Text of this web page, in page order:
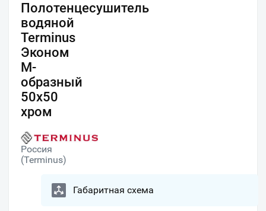
Полотенцесушитель
водяной
Terminus
Эконом
М-
образный
50х50
хром
Россия
(Terminus)
Габаритная схема